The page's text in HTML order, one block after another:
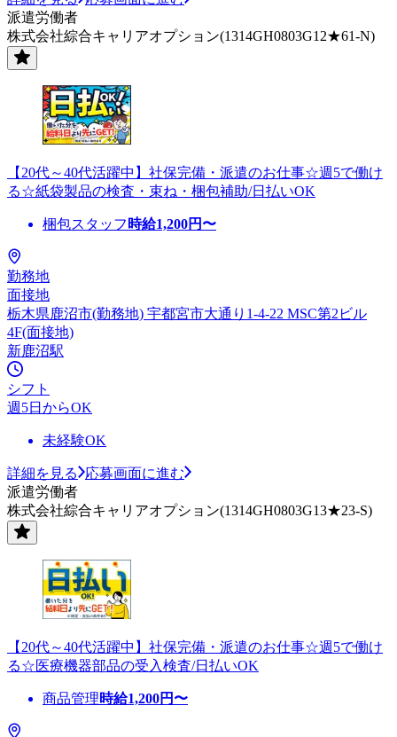
派遣労働者
株式会社綜合キャリアオプション(1314GH0803G12★61-N)
【20代～40代活躍中】社保完備・派遣のお仕事☆週5で働け
る☆紙袋製品の検査・束ね・梱包補助/日払いOK
梱包スタッフ 時給1,200円〜
勤務地
面接地
栃木県鹿沼市(勤務地) 宇都宮市大通り1-4-22 MSC第2ビル
4F(面接地)
新鹿沼駅
シフト
週5日からOK
未経験OK
詳細を見る
応募画面に進む
派遣労働者
株式会社綜合キャリアオプション(1314GH0803G13★23-S)
【20代～40代活躍中】社保完備・派遣のお仕事☆週5で働け
る☆医療機器部品の受入検査/日払いOK
商品管理時給1,200円〜